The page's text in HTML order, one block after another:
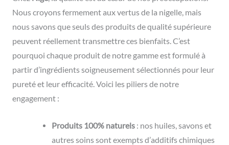
Nous croyons fermement aux vertus de la nigelle, mais
nous savons que seuls des produits de qualité supérieure
peuvent réellement transmettre ces bienfaits. C’est
pourquoi chaque produit de notre gamme est formulé à
partir d’ingrédients soigneusement sélectionnés pour leur
pureté et leur efficacité. Voici les piliers de notre
engagement :
Produits 100% naturels : nos huiles, savons et
autres soins sont exempts d’additifs chimiques